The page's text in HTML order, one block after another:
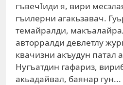
гъвечIиди я, вири
гъилерни агакьзавач.
темайралди,
авторралди девлетлу
квачизни акъудун патал
Нугъатдин гафариз,
акьадайвал, баянар